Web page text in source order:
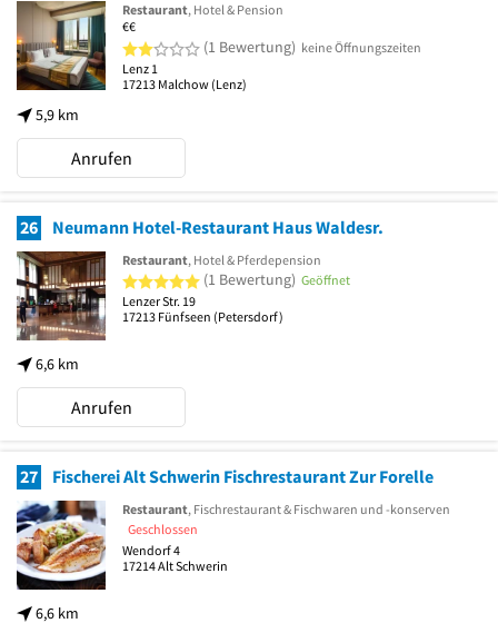
5,9 km
Restaurant, Hotel & Pension
€€
2 von 5 Sternen
(1 Bewertung) keine Öffnungszeiten
Lenz 1
17213 Malchow (Lenz)
Anrufen
26 Neumann Hotel-Restaurant Haus Waldesr.
6,6 km
Restaurant, Hotel & Pferdepension
5 von 5 Sternen
(1 Bewertung) Geöffnet
Lenzer Str. 19
17213 Fünfseen (Petersdorf)
Anrufen
27 Fischerei Alt Schwerin Fischrestaurant Zur Forelle
6,6 km
Restaurant, Fischrestaurant & Fischwaren und -konserven
Geschlossen
Wendorf 4
17214Alt Schwerin